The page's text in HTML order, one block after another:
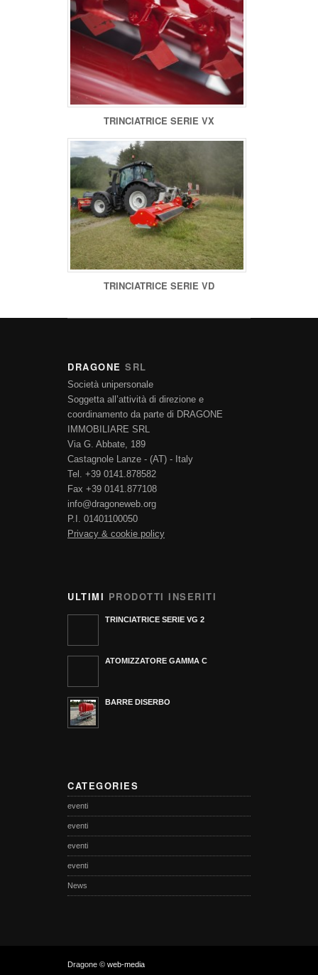
TRINCIATRICE SERIE VX
TRINCIATRICE SERIE VD
DRAGONE SRL
Società unipersonale
Soggetta all’attività di direzione e
coordinamento da parte di DRAGONE
IMMOBILIARE SRL
Via G. Abbate, 189
Castagnole Lanze - (AT) - Italy
Tel. +39 0141.878582
Fax +39 0141.877108
info@dragoneweb.org
P.I. 01401100050
Privacy & cookie policy
ULTIMI PRODOTTI INSERITI
TRINCIATRICE SERIE VG 2
ATOMIZZATORE GAMMA C
BARRE DISERBO
CATEGORIES
eventi
eventi
eventi
eventi
News
Dragone © web-media